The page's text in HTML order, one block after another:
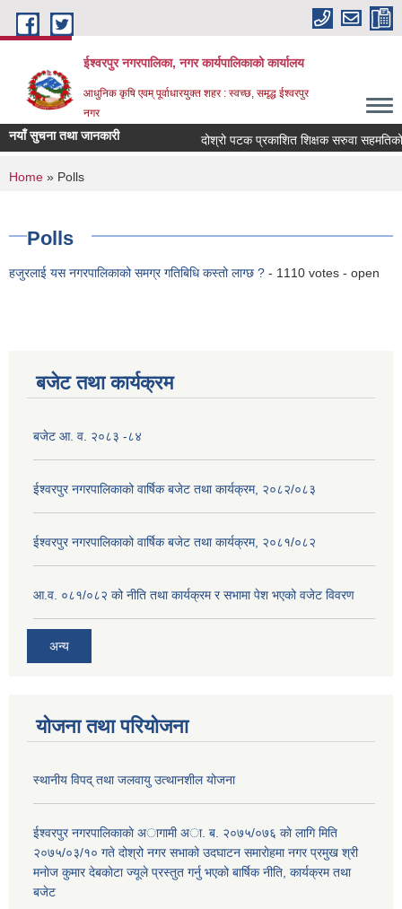
Skip to main content
ईश्वरपुर नगरपालिका, नगर कार्यपालिकाको कार्यालय
आधुनिक कृषि एवम् पूर्वाधारयुक्त शहर : स्वच्छ, समृद्ध ईश्वरपुर
नगर
नयाँ सुचना तथा जानकारी दोश्रो पटक प्रकाशित शिक्षक सरुवा सहमतिको
You are here
Home » Polls
Polls
हजुरलाई यस नगरपालिकाको समग्र गतिबिधि कस्तो लाग्छ ? - 1110 votes - open
बजेट तथा कार्यक्रम
बजेट आ. व. २०८३ -८४
ईश्वरपुर नगरपालिकाको वार्षिक बजेट तथा कार्यक्रम, २०८२/०८३
ईश्वरपुर नगरपालिकाको वार्षिक बजेट तथा कार्यक्रम, २०८१/०८२
आ.व. ०८१/०८२ को नीति तथा कार्यक्रम र सभामा पेश भएको वजेट विवरण
अन्य
योजना तथा परियोजना
स्थानीय विपद् तथा जलवायु उत्थानशील योजना
ईश्वरपुर नगरपालिकाकाे अागामी अा. ब. २०७५/०७६ काे लागि मिति
२०७५/०३/१० गते दोश्रो नगर सभाको उदघाटन समाराेहमा नगर प्रमुख श्री
मनाेज कुमार देबकाेटा ज्यूले प्रस्तुत गर्नु भएको बार्षिक नीति, कार्यक्रम तथा
बजेट